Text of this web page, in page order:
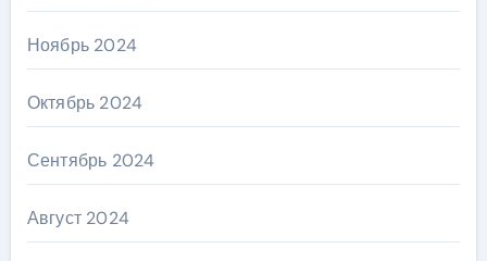
Ноябрь 2024
Октябрь 2024
Сентябрь 2024
Август 2024